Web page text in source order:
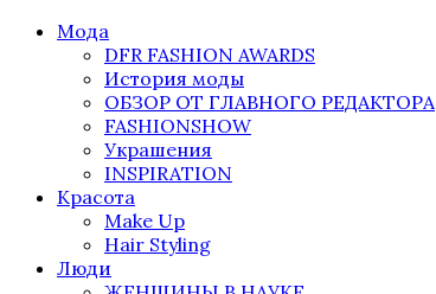
Мода
DFR FASHION AWARDS
История моды
ОБЗОР ОТ ГЛАВНОГО РЕДАКТОРА
FASHIONSHOW
Украшения
INSPIRATION
Красота
Make Up
Hair Styling
Люди